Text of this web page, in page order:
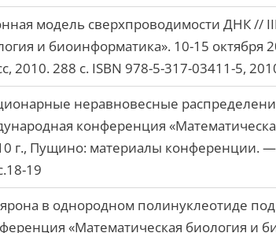
модель сверхпроводимости ДНК //
и биоинформатика». 10-15 октября
288 c. ISBN 978-5-317-03411-5,
неравновесные
конференция
г., Пущино: материалы конференции.
19
в однородном полинуклеотиде
«Математическая биология и